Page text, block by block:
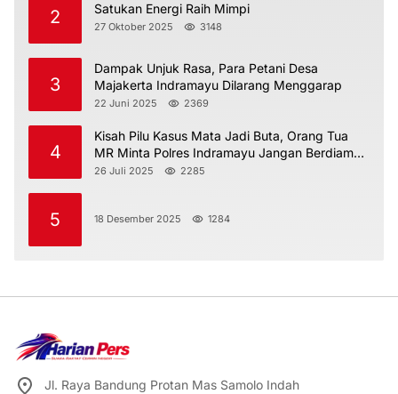
2 Satukan Energi Raih Mimpi
27 Oktober 2025 3148
3
Dampak Unjuk Rasa, Para Petani Desa
Majakerta Indramayu Dilarang Menggarap
22 Juni 2025 2369
4
Kisah Pilu Kasus Mata Jadi Buta, Orang Tua
MR Minta Polres Indramayu Jangan Berdiam
Diri
26 Juli 2025 2285
5 18 Desember 2025 1284
Jl. Raya Bandung Protan Mas Samolo Indah